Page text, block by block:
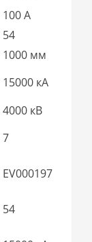
100 А
54
1000 мм
15000 кА
4000 кВ
7
EV000197
54